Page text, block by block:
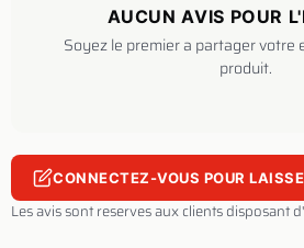
AUCUN AVIS POUR
Soyez le premier a partager votre
produit.
CONNECTEZ-VOUS POUR
Les avis sont reserves aux clients disposant